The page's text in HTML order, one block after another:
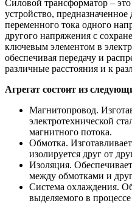
Силовой трансформатор – это
устройство, предназначенное
переменного тока одного
другого напряжения с
ключевым элементом в
обеспечивая передачу и
различные расстояния и к
Агрегат состоит из
Магнитопровод.
электротехнической
магнитного потока.
Обмотка.
изолируется друг от
Изоляция.
между обмотками и
Система охлаждения.
выделяемого в